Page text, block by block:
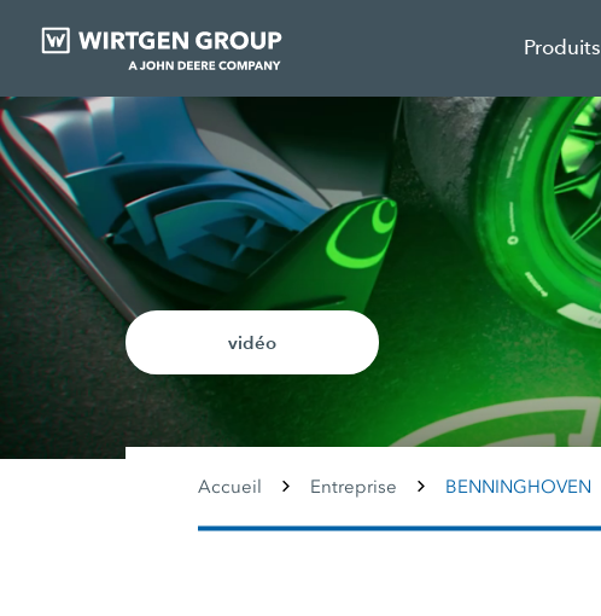
Produits
vidéo
Accueil Entreprise BENNINGHOVEN